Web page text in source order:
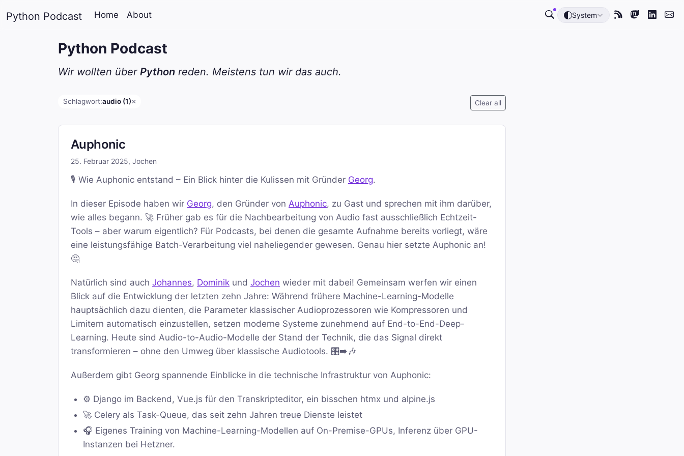
Python Podcast Home About System
Python Podcast
Wir wollten über Python reden. Meistens tun wir das auch.
Schlagwort:audio (1)✕ Clear all
Auphonic
25. Februar 2025, Jochen
🎙️ Wie Auphonic entstand – Ein Blick hinter die Kulissen mit Gründer Georg.
In dieser Episode haben wir Georg, den Gründer von Auphonic, zu Gast und sprechen mit ihm darüber,
wie alles begann. 🚀 Früher gab es für die Nachbearbeitung von Audio fast ausschließlich Echtzeit-
Tools – aber warum eigentlich? Für Podcasts, bei denen die gesamte Aufnahme bereits vorliegt, wäre
eine leistungsfähige Batch-Verarbeitung viel naheliegender gewesen. Genau hier setzte Auphonic an!
🤔
Natürlich sind auch Johannes, Dominik und Jochen wieder mit dabei! Gemeinsam werfen wir einen
Blick auf die Entwicklung der letzten zehn Jahre: Während frühere Machine-Learning-Modelle
hauptsächlich dazu dienten, die Parameter klassischer Audioprozessoren wie Kompressoren und
Limitern automatisch einzustellen, setzen moderne Systeme zunehmend auf End-to-End-Deep-
Learning. Heute sind Audio-to-Audio-Modelle der Stand der Technik, die das Signal direkt
transformieren – ohne den Umweg über klassische Audiotools. 🎛️➡️🎶
Außerdem gibt Georg spannende Einblicke in die technische Infrastruktur von Auphonic:
⚙️ Django im Backend, Vue.js für den Transkripteditor, ein bisschen htmx und alpine.js
🚀 Celery als Task-Queue, das seit zehn Jahren treue Dienste leistet
🎧 Eigenes Training von Machine-Learning-Modellen auf On-Premise-GPUs, Inferenz über GPU-
Instanzen bei Hetzner.